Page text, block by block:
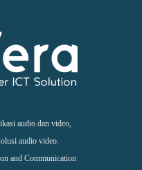
audio dan video,
audio video.
and Communication